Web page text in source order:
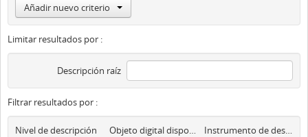
Añadir nuevo criterio
Limitar resultados por :
Descripción raíz
Filtrar resultados por :
Nivel de descripción Objeto digital disponibles Instrumento de descripción